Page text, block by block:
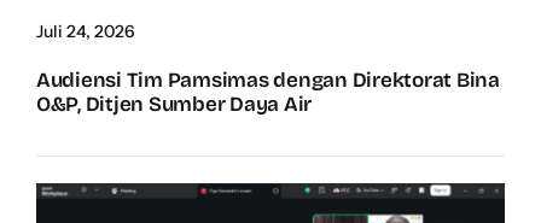
Juli 24, 2026
Audiensi Tim Pamsimas dengan Direktorat Bina
O&P, Ditjen Sumber Daya Air